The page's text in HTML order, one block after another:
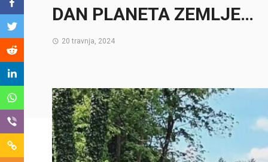
DAN PLANETA ZEMLJE…
20 travnja, 2024